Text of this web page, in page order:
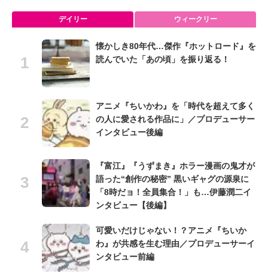
デイリー ウィークリー
懐かしき80年代…傑作『ホットロード』を
読んでいた「あの頃」を振り返る！
アニメ『ちいかわ』を「時代を超えて多く
の人に愛される作品に」／プロデューサー
インタビュー後編
『富江』『うずまき』ホラー漫画の鬼才が
語った“創作の秘密” 黒いギャグの源泉に
「8時だョ！全員集合！」も…伊藤潤二イ
ンタビュー【後編】
可愛いだけじゃない！？アニメ『ちいか
わ』が共感を生む理由／プロデューサーイ
ンタビュー前編